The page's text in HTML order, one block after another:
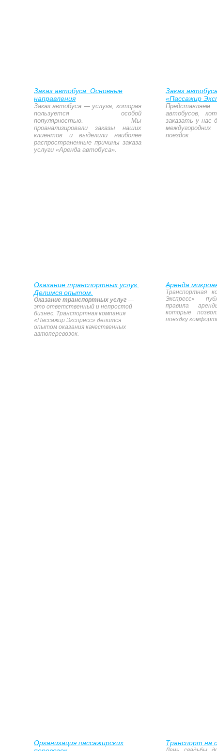
Заказ автобуса. Основные
направления
Заказ автобуса — услуга, которая
пользуется особой
популярностью. Мы
проанализировали заказы наших
клиентов и выделили наиболее
распространенные причины заказа
услуги «Аренда автобуса».
Заказ
«Пассажир
автобусов,
заказать у нас
поездок.
Оказание транспортных услуг.
Делимся опытом.
Оказание транспортных услуг —
это ответственный и непростой
бизнес. Транспортная компания
«Пассажир Экспресс» делится
опытом оказания качественных
автоперевозок.
Аренда
Транспортная
Экспресс»
правила
которые
поездку
Организация пассажирских
Транспорт на